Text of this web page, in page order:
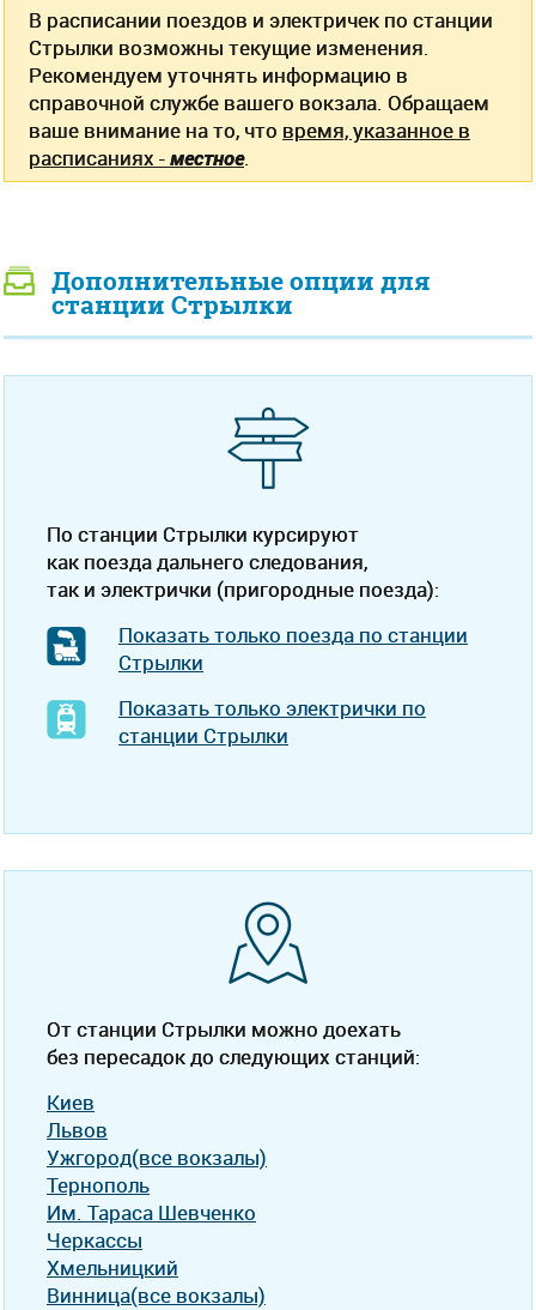
В расписании поездов и электричек по станции
Стрылки возможны текущие изменения.
Рекомендуем уточнять информацию в
справочной службе вашего вокзала. Обращаем
ваше внимание на то, что время, указанное в
расписаниях -местное.
Дополнительные опции для
станции Стрылки
По станции Стрылки курсируют
как поезда дальнего следования,
так и электрички (пригородные поезда):
Показать только поезда по станции
Стрылки
Показать только электрички по
станции Стрылки
От станции Стрылки можно доехать
без пересадок до следующих станций:
Киев
Львов
Ужгород(все вокзалы)
Тернополь
Им. Тараса Шевченко
Черкассы
Хмельницкий
Винница(все вокзалы)